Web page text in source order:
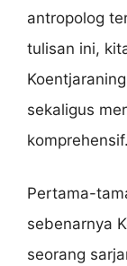
antropolog
tulisan ini,
sekaligus
komprehensif.
Pertama-
sebenarnya
seorang